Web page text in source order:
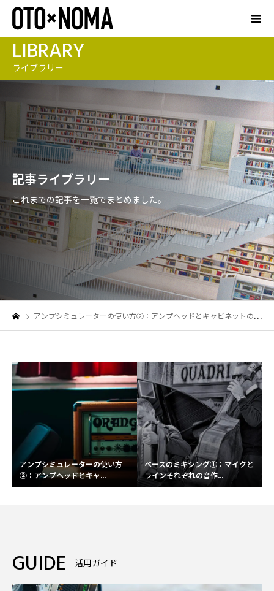
LIBRARY
ライブラリー
記事ライブラリー
これまでの記事を一覧でまとめました。
アンプシミュレーターの使い方②：アンプヘッドとキャビネットの設定をマスターしよう！
アンプシミュレーターの使い方
②：アンプヘッドとキャ...
ベースのミキシング①：マイクと
ラインそれぞれの音作...
GUIDE 活用ガイド